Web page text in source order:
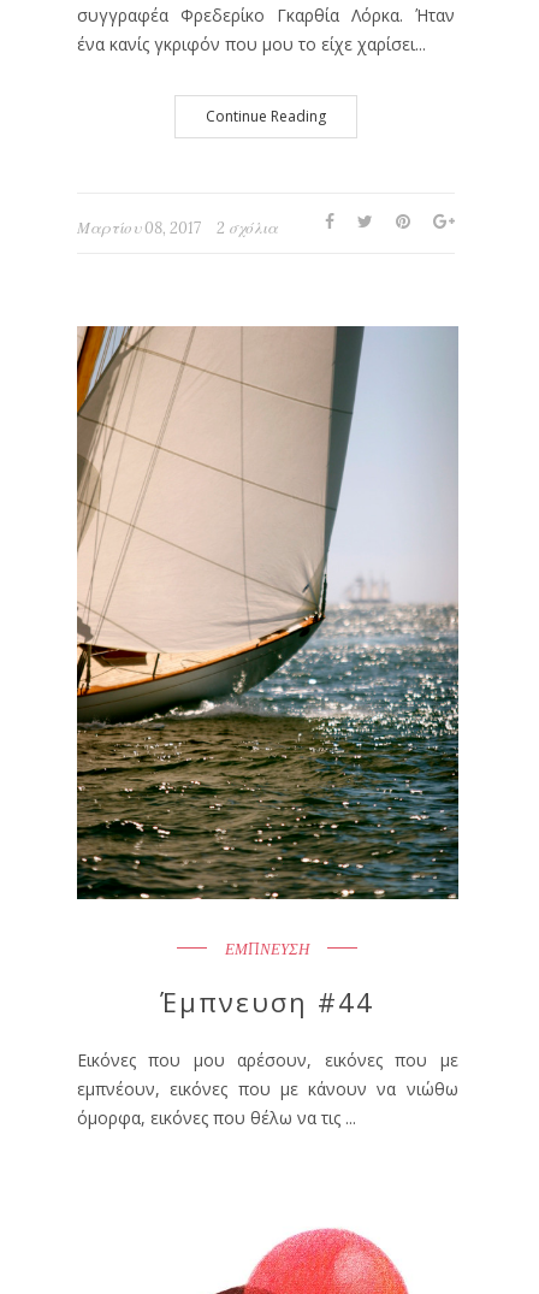
συγγραφέα Φρεδερίκο Γκαρθία Λόρκα. Ήταν
ένα κανίς γκριφόν που μου το είχε χαρίσει...
Continue Reading
Μαρτίου 08, 2017 2 σχόλια
ΕΜΠΝΕΥΣΗ
Έμπνευση #44
Εικόνες που μου αρέσουν, εικόνες που με
εμπνέουν, εικόνες που με κάνουν να νιώθω
όμορφα, εικόνες που θέλω να τις ...